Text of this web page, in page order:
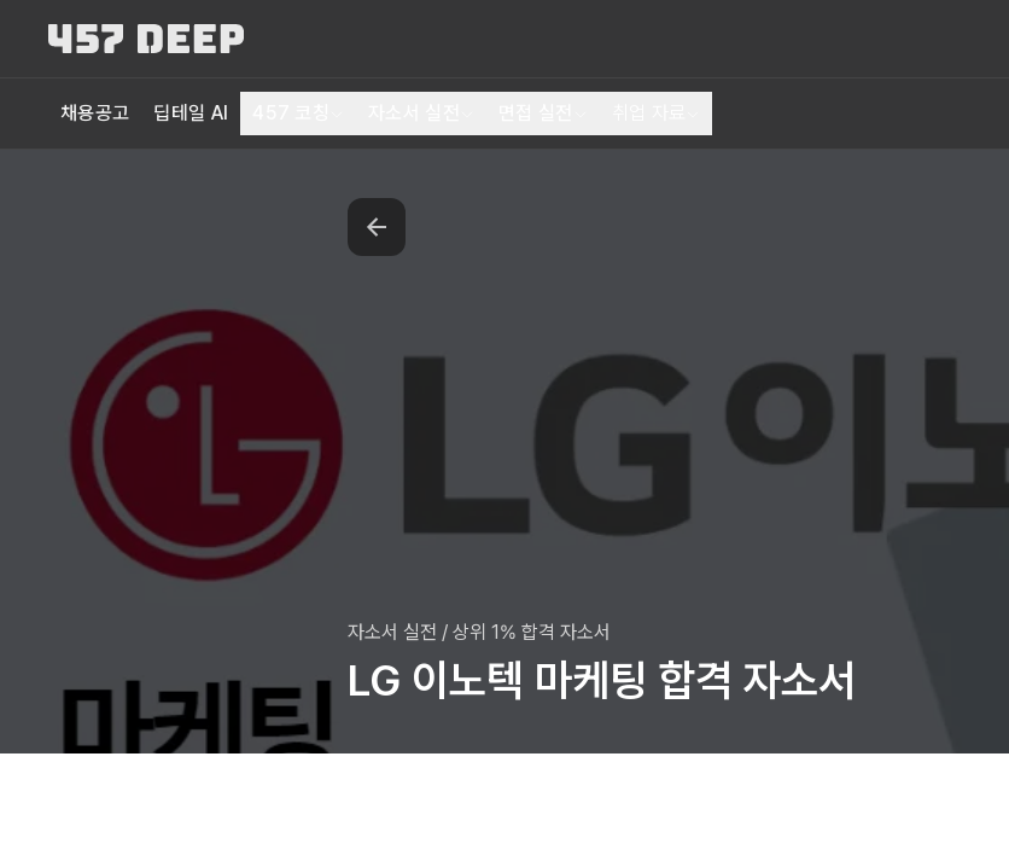
채용공고 딥테일 AI
자소서 실전 / 상위 1% 합격 자소서
LG 이노텍 마케팅 합격 자소서